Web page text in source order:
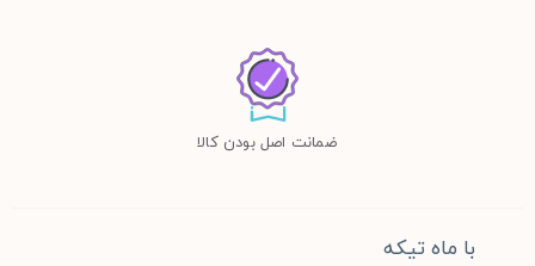
ضمانت اصل بودن کالا
با ماه تیکه